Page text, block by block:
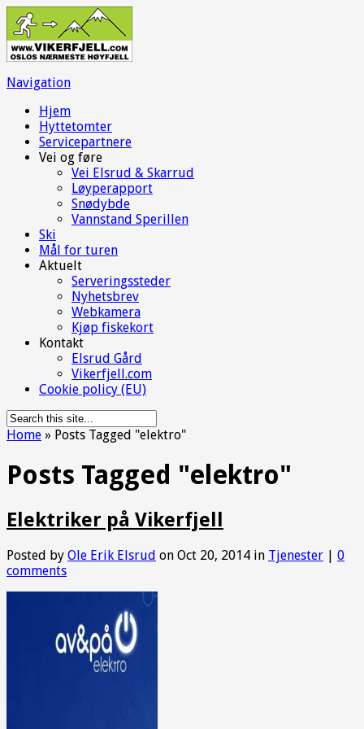
Navigation
Hjem
Hyttetomter
Servicepartnere
Vei og føre
Vei Elsrud & Skarrud
Løyperapport
Snødybde
Vannstand Sperillen
Ski
Mål for turen
Aktuelt
Serveringssteder
Nyhetsbrev
Webkamera
Kjøp fiskekort
Kontakt
Elsrud Gård
Vikerfjell.com
Cookie policy (EU)
Home » Posts Tagged "elektro"
Posts Tagged "elektro"
Elektriker på Vikerfjell
Posted by Ole Erik Elsrud on Oct 20, 2014 in Tjenester | 0
comments